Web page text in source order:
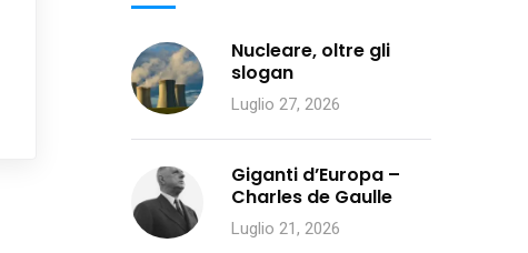
Nucleare, oltre gli
slogan
Luglio 27, 2026
Giganti d’Europa –
Charles de Gaulle
Luglio 21, 2026